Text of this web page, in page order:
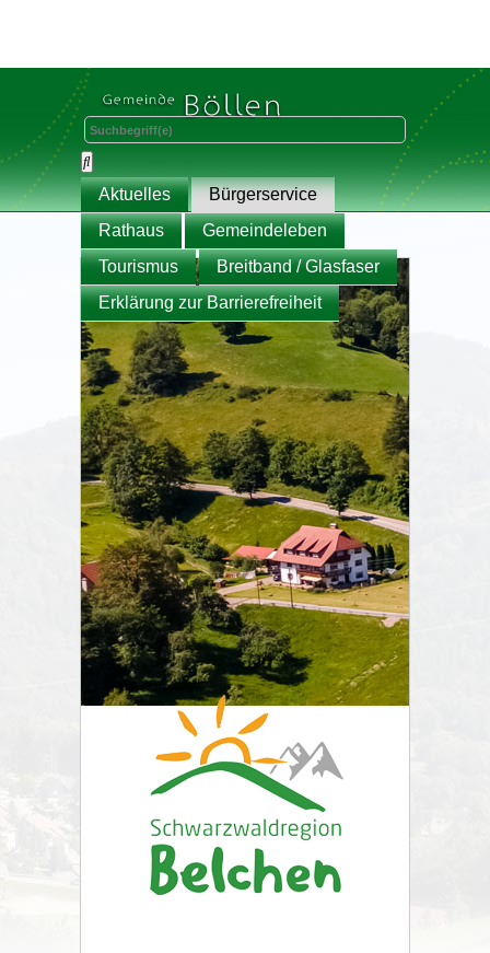
Aktuelles
Bürgerservice
Rathaus
Gemeindeleben
Tourismus
Breitband / Glasfaser
Erklärung zur Barrierefreiheit